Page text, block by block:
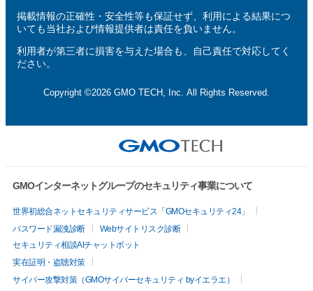
掲載情報の正確性・安全性等も保証せず、利用による結果につ
いても当社および情報提供者は責任を負いません。
利用者が第三者に損害を与えた場合も、自己責任で対応してく
ださい。
Copyright ©2026 GMO TECH, Inc. All Rights Reserved.
GMOインターネットグループのセキュリティ事業について
世界初総合ネットセキュリティサービス「GMOセキュリティ24」
パスワード漏洩診断
Webサイトリスク診断
セキュリティ相談AIチャットボット
実在証明・盗聴対策
サイバー攻撃対策（GMOサイバーセキュリティ byイエラエ）